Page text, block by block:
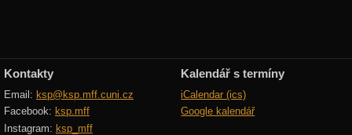
Kontakty
Email: ksp@ksp.mff.cuni.cz
Facebook: ksp.mff
Instagram: ksp_mff
Kalendář s termíny
iCalendar (ics)
Google kalendář